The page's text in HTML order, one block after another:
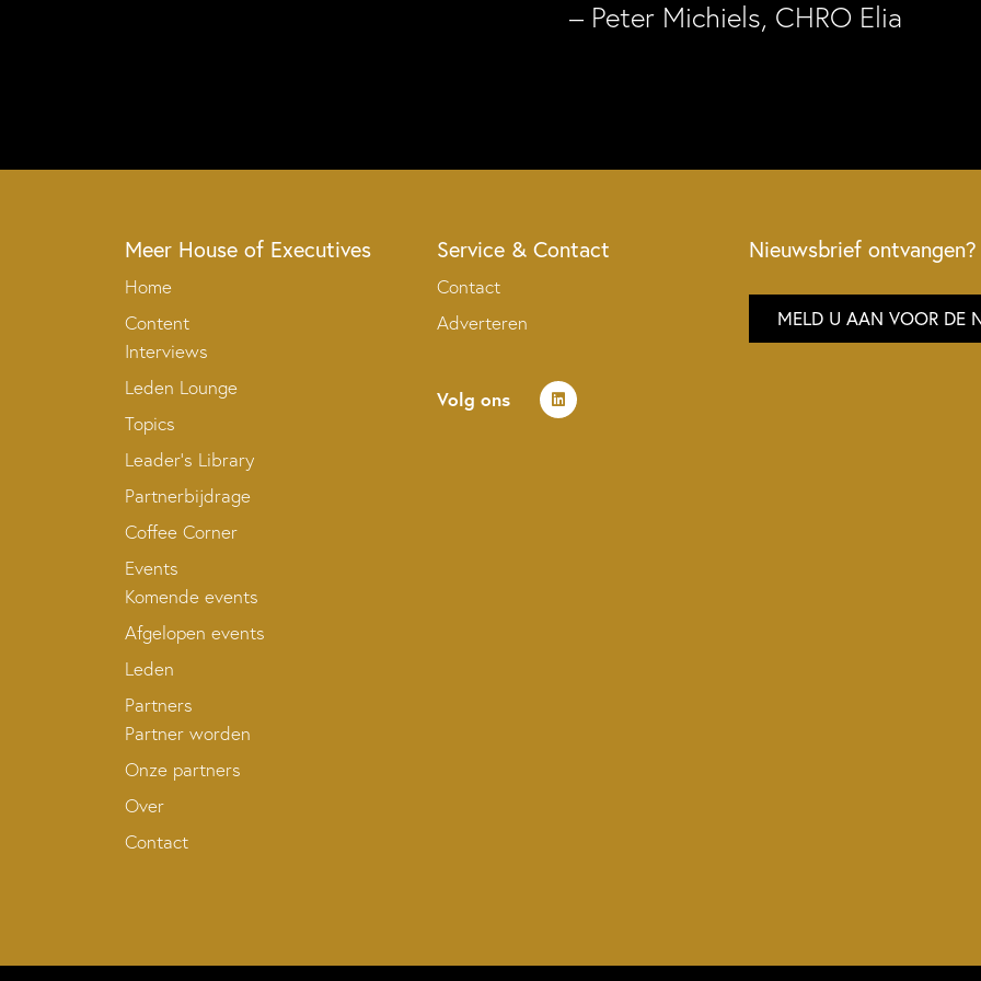
– Peter Michiels, CHRO Elia
Meer House of Executives
Home
Content
Interviews
Leden Lounge
Topics
Leader’s Library
Partnerbijdrage
Coffee Corner
Events
Komende events
Afgelopen events
Leden
Partners
Partner worden
Onze partners
Over
Contact
Service & Contact
Contact
Adverteren
Volg ons
Nieuwsbrief ontvangen?
MELD U AAN VOOR DE